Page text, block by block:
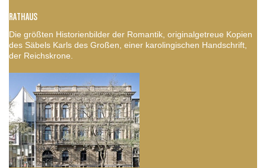
RATHAUS
Die größten Historienbilder der Romantik, originalgetreue Kopien
des Säbels Karls des Großen, einer karolingischen Handschrift,
der Reichskrone.